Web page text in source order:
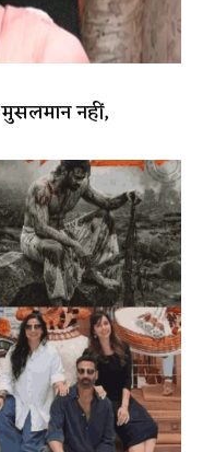
नहीं,